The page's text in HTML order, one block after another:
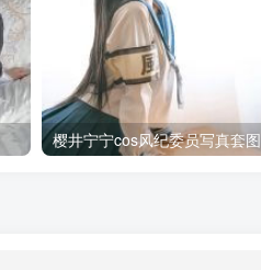
樱井宁宁cos风纪委员写真套图